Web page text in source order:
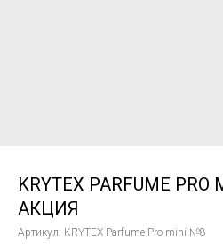
KRYTEX PARFUME
АКЦИЯ
Артикул: KRYTEX Parfume Pro mini №8